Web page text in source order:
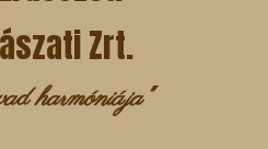
Zrt.
harmóniája"